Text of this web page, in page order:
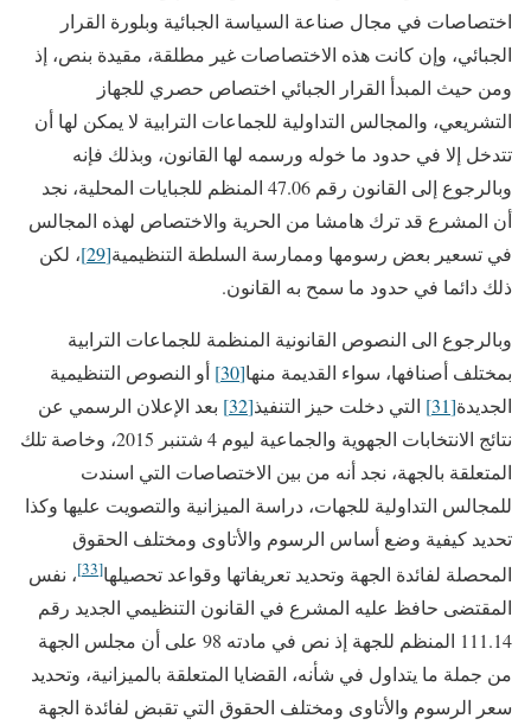
اختصاصات في مجال صناعة السياسة الجبائية وبلورة القرار
الجبائي، وإن كانت هذه الاختصاصات غير مطلقة، مقيدة بنص، إذ
ومن حيث المبدأ القرار الجبائي اختصاص حصري للجهاز
التشريعي، والمجالس التداولية للجماعات الترابية لا يمكن لها أن
تتدخل إلا في حدود ما خوله ورسمه لها القانون، وبذلك فإنه
وبالرجوع إلى القانون رقم 47.06 المنظم للجبايات المحلية، نجد
أن المشرع قد ترك هامشا من الحرية والاختصاص لهذه المجالس
في تسعير بعض رسومها وممارسة السلطة التنظيمية[29]
، لكن
ذلك دائما في حدود ما سمح به القانون.
وبالرجوع الى النصوص القانونية المنظمة للجماعات الترابية
بمختلف أصنافها، سواء القديمة منها[30]
أو النصوص التنظيمية
الجديدة[31] التي دخلت حيز التنفيذ[32]
بعد الإعلان الرسمي عن
نتائج الانتخابات الجهوية والجماعية ليوم 4 شتنبر 2015، وخاصة تلك
المتعلقة بالجهة، نجد أنه من بين الاختصاصات التي اسندت
للمجالس التداولية للجهات، دراسة الميزانية والتصويت عليها وكذا
تحديد كيفية وضع أساس الرسوم والأتاوى ومختلف الحقوق
المحصلة لفائدة الجهة وتحديد تعريفاتها وقواعد تحصيلها[33]
، نفس
المقتضى حافظ عليه المشرع في القانون التنظيمي الجديد رقم
111.14 المنظم للجهة إذ نص في مادته 98 على أن مجلس الجهة
من جملة ما يتداول في شأنه، القضايا المتعلقة بالميزانية، وتحديد
سعر الرسوم والأتاوى ومختلف الحقوق التي تقبض لفائدة الجهة